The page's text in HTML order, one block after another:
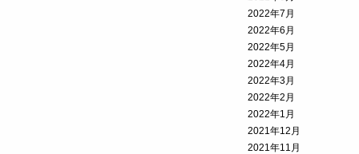
2022年7月
2022年6月
2022年5月
2022年4月
2022年3月
2022年2月
2022年1月
2021年12月
2021年11月